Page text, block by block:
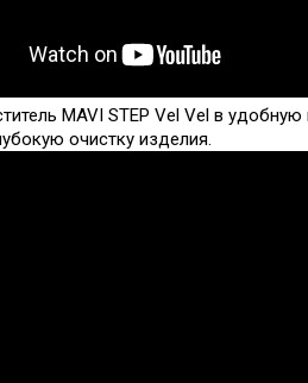
MAVI STEP Vel Vel в
очистку изделия.